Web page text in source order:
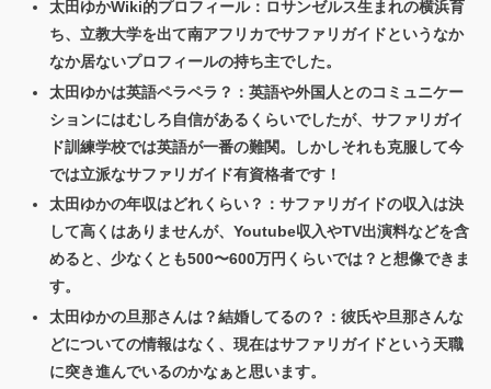
太田ゆかWiki的プロフィール：ロサンゼルス生まれの横浜育
ち、立教大学を出て南アフリカでサファリガイドというなか
なか居ないプロフィールの持ち主でした。
太田ゆかは英語ペラペラ？：英語や外国人とのコミュニケー
ションにはむしろ自信があるくらいでしたが、サファリガイ
ド訓練学校では英語が一番の難関。しかしそれも克服して今
では立派なサファリガイド有資格者です！
太田ゆかの年収はどれくらい？：サファリガイドの収入は決
して高くはありませんが、Youtube収入やTV出演料などを含
めると、少なくとも500〜600万円くらいでは？と想像できま
す。
太田ゆかの旦那さんは？結婚してるの？：彼氏や旦那さんな
どについての情報はなく、現在はサファリガイドという天職
に突き進んでいるのかなぁと思います。